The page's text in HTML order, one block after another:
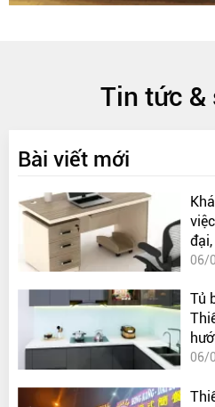
Tin tức &
Bài viết mới
06/
Tủ
06/